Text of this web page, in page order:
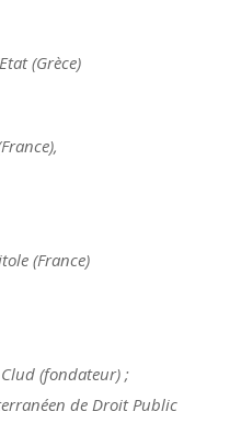
(Grèce)
(France)
(fondateur) ;
de Droit Public